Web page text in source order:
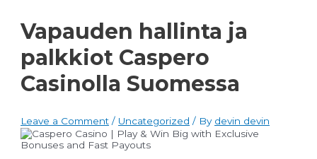
Vapauden hallinta ja
palkkiot Caspero
Casinolla Suomessa
Leave a Comment / Uncategorized / By devin devin